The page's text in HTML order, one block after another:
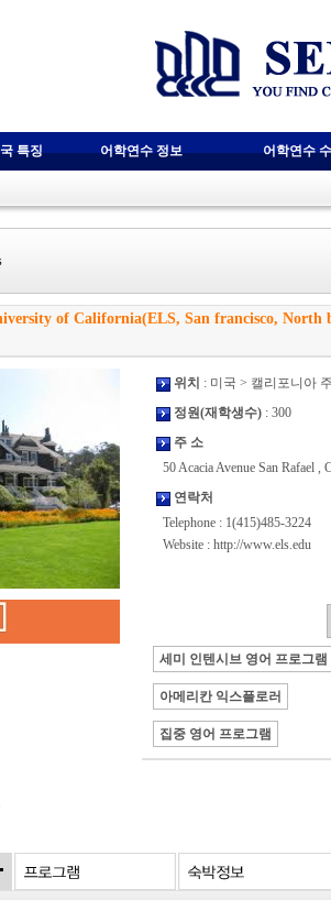
특징 어학연수 정보 어학연수
of California(ELS, San francisco, North
위치 : 미국 > 캘리포니아
정원(재학생수) : 300
주 소
50 Acacia Avenue San Rafael ,
연락처
Telephone : 1(415)485-3224
Website : http://www.els.edu
세미 인텐시브 영어 프로그램
아메리칸 익스플로러
집중 영어 프로그램